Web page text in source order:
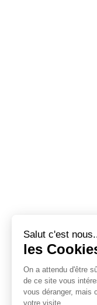
Salut c'est
les
On a attendu d'être
de ce site vous
vous déranger, mais
votre visite...